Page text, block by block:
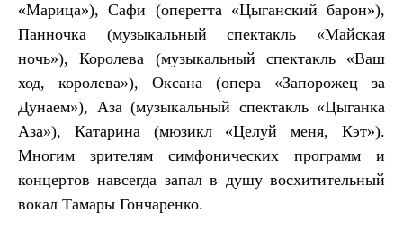
«Марица»), Сафи (оперетта «Цыганский барон»),
Панночка (музыкальный спектакль «Майская
ночь»), Королева (музыкальный спектакль «Ваш
ход, королева»), Оксана (опера «Запорожец за
Дунаем»), Аза (музыкальный спектакль «Цыганка
Аза»), Катарина (мюзикл «Целуй меня, Кэт»).
Многим зрителям симфонических программ и
концертов навсегда запал в душу восхитительный
вокал Тамары Гончаренко.